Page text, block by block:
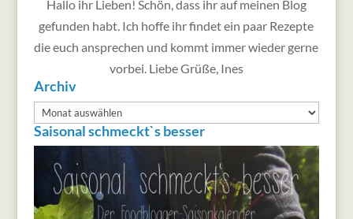
Hallo ihr Lieben! Schön, dass ihr auf meinen Blog
gefunden habt. Ich hoffe ihr findet ein paar Rezepte
die euch ansprechen und kommt immer wieder gerne
vorbei. Liebe Grüße, Ines
Archiv
Archiv
Saisonal schmeckt`s besser